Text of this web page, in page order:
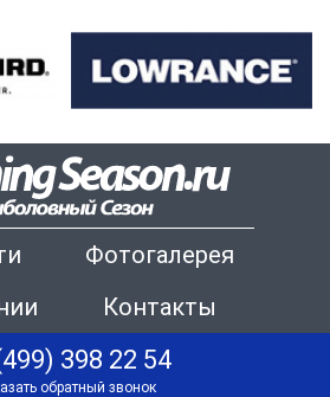
Фотогалерея
Контакты
398 22 54
обратный звонок